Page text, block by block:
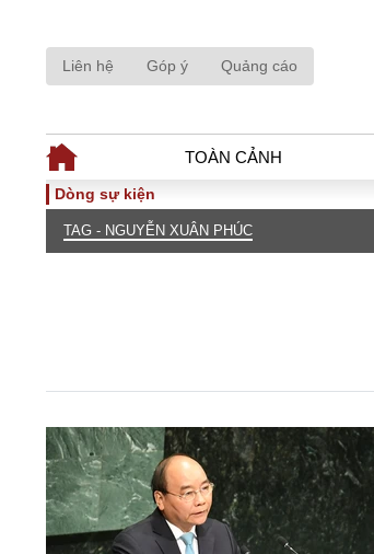
Liên hệ Góp ý Quảng cáo
TOÀN CẢNH
TOÀN CẢNH
Thế giới
ĐA CHIỀU
Dòng sự kiện
TAG - NGUYỄN XUÂN PHÚC